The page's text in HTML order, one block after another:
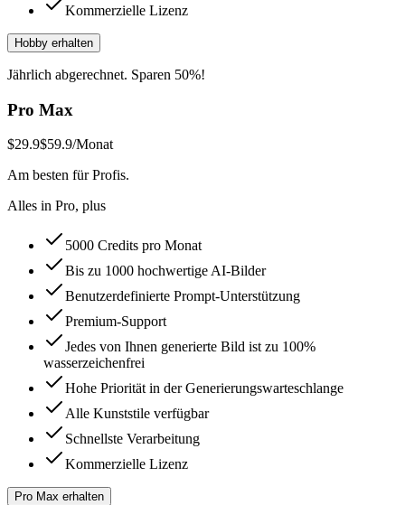
Kommerzielle Lizenz
Hobby erhalten
Jährlich abgerechnet. Sparen 50%!
Pro Max
$29.9$59.9/Monat
Am besten für Profis.
Alles in Pro, plus
5000 Credits pro Monat
Bis zu 1000 hochwertige AI-Bilder
Benutzerdefinierte Prompt-Unterstützung
Premium-Support
Jedes von Ihnen generierte Bild ist zu 100%
wasserzeichenfrei
Hohe Priorität in der Generierungswarteschlange
Alle Kunststile verfügbar
Schnellste Verarbeitung
Kommerzielle Lizenz
Pro Max erhalten